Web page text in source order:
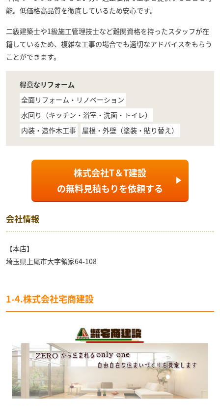
能。低価格高品質を徹底しているため安心です。
二級建築士や1級施工管理技士など難関資格を持ったスタッフが在
籍しているため、複雑な工事の場合でも適切なアドバイスをもらう
ことができます。
得意なリフォーム
全面リフォーム・リノベーション
水回り（キッチン・浴室・洗面・トイレ）
内装・造作木工事
屋根・外壁（塗装・貼り替え）
株式会社T＆T建設
の無料見積もりを依頼する
会社情報
【本店】
埼玉県上尾市大字領家64-108
1-4.株式会社宅商建設